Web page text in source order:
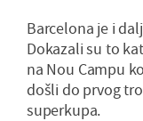
Barcelona je i
Dokazali su to
na Nou Campu
došli do prvog
superkupa.